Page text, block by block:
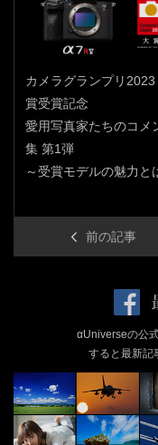
カメラグランプリ2023
賞受賞記念
愛用写真家たちのコメ
集 第1弾
～受賞モデルの魅力と
前の記事
αUniverseの公
すると最新記